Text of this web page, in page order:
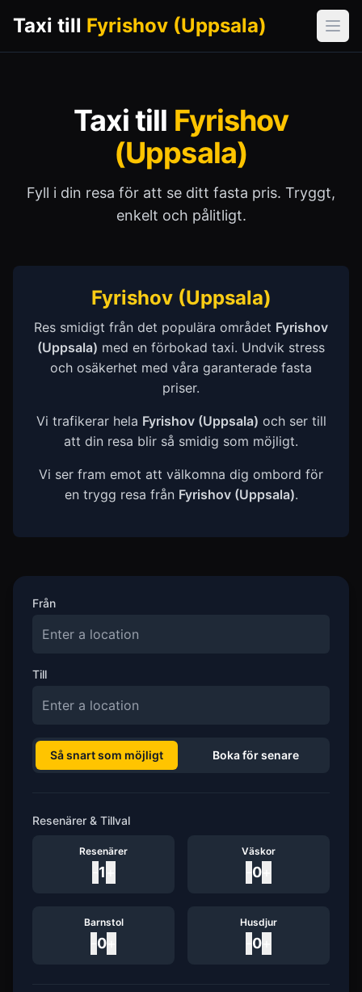
Taxi till Fyrishov (Uppsala)
Taxi till Fyrishov
(Uppsala)
Fyll i din resa för att se ditt fasta pris. Tryggt,
enkelt och pålitligt.
Fyrishov (Uppsala)
Res smidigt från det populära området Fyrishov
(Uppsala) med en förbokad taxi. Undvik stress
och osäkerhet med våra garanterade fasta
priser.
Vi trafikerar hela Fyrishov (Uppsala) och ser till
att din resa blir så smidig som möjligt.
Vi ser fram emot att välkomna dig ombord för
en trygg resa från Fyrishov (Uppsala).
Från
Till
Så snart som möjligt Boka för senare
Resenärer & Tillval
Resenärer
1
Väskor
0
Barnstol
0
Husdjur
0